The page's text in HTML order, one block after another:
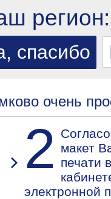
очень
2
макет
печати
электронной